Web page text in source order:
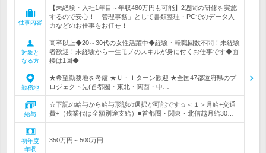
仕事内容
【未経験・入社1年目～年収480万円も可能】2週間の研修を実施
するので安心！「管理事務」として書類整理・PCでのデータ入
力などのお仕事をお任せ！
対象と
なる方
高卒以上◆20～30代の女性活躍中◆経験・転職回数不問！未経験
者歓迎！未経験から一生モノのスキルが身に付くお仕事です◆面
接は1回◆
勤務地
★希望勤務地を考慮 ★Ｕ・Ｉターン歓迎 ★全国47都道府県のプ
ロジェクト先(首都圏・東北・関西・中…
給与
☆下記の給与から給与形態の選択が可能です☆＜１＞月給+交通
費+（残業代は全額別途支給）■首都圏・関東・北信越月給30…
初年度
年収
350万円～500万円